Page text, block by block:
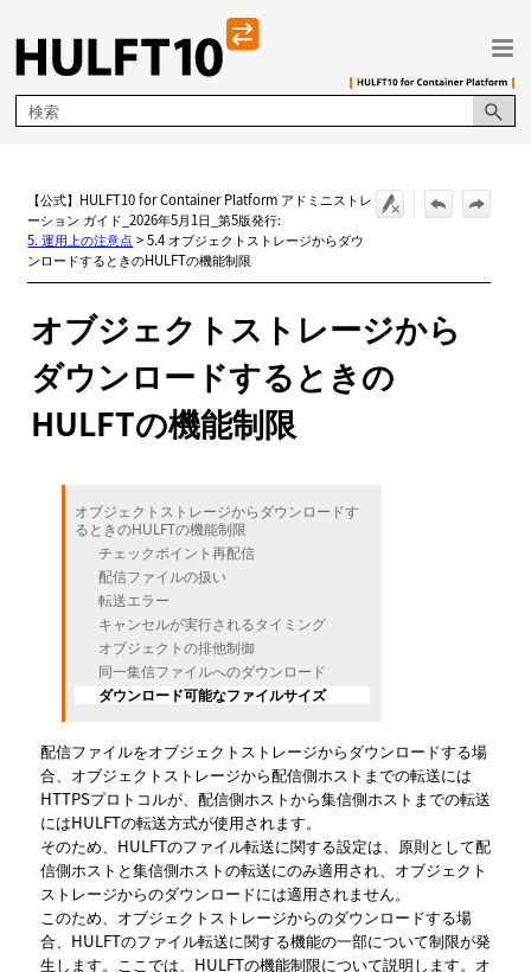
メイン コンテンツにスキップ
【公式】HULFT10 for Container Platform アドミニストレ
ーション ガイド_2026年5月1日_第5版発行:
5. 運用上の注意点 >5.4 オブジェクトストレージからダウ
ンロードするときのHULFTの機能制限
オブジェクトストレージから
ダウンロードするときの
HULFTの機能制限
オブジェクトストレージからダウンロードす
るときのHULFTの機能制限
チェックポイント再配信
配信ファイルの扱い
転送エラー
キャンセルが実行されるタイミング
オブジェクトの排他制御
同一集信ファイルへのダウンロード
ダウンロード可能なファイルサイズ
配信ファイルをオブジェクトストレージからダウンロードする場
合、オブジェクトストレージから配信側ホストまでの転送には
HTTPSプロトコルが、配信側ホストから集信側ホストまでの転送
にはHULFTの転送方式が使用されます。
そのため、HULFTのファイル転送に関する設定は、原則として配
信側ホストと集信側ホストの転送にのみ適用され、オブジェクト
ストレージからのダウンロードには適用されません。
このため、オブジェクトストレージからのダウンロードする場
合、HULFTのファイル転送に関する機能の一部について制限が発
生します。ここでは、HULFTの機能制限について説明します。オ